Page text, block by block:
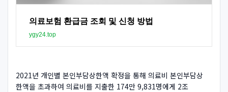
의료보험 환급금 조회 및 신청 방법
ygy24.top
2021년 개인별 본인부담상한액 확정을 통해 의료비 본인부담상
한액을 초과하여 의료비를 지출한 174만 9,831명에게 2조